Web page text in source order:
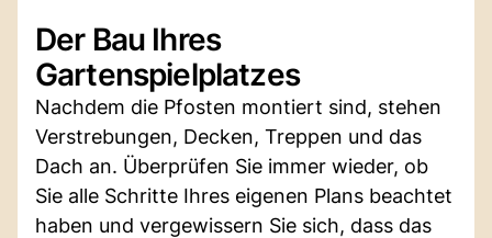
Der Bau Ihres
Gartenspielplatzes
Nachdem die Pfosten montiert sind, stehen
Verstrebungen, Decken, Treppen und das
Dach an. Überprüfen Sie immer wieder, ob
Sie alle Schritte Ihres eigenen Plans beachtet
haben und vergewissern Sie sich, dass das